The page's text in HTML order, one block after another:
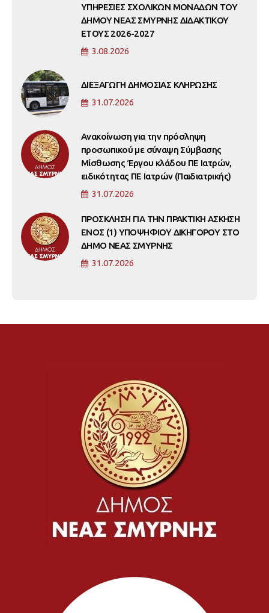
ΥΠΗΡΕΣΙΕΣ ΣΧΟΛΙΚΩΝ ΜΟΝΑΔΩΝ ΤΟΥ
ΔΗΜΟΥ ΝΕΑΣ ΣΜΥΡΝΗΣ ΔΙΔΑΚΤΙΚΟΥ
ΕΤΟΥΣ 2026-2027
3.08.2026
ΔΙΕΞΑΓΩΓΗ ΔΗΜΟΣΙΑΣ ΚΛΗΡΩΣΗΣ
31.07.2026
Ανακοίνωση για την πρόσληψη
προσωπικού με σύναψη Σύμβασης
Μίσθωσης Έργου κλάδου ΠΕ Ιατρών,
ειδικότητας ΠΕ Ιατρών (Παιδιατρικής)
31.07.2026
ΠΡΟΣΚΛΗΣΗ ΓΙΑ ΤΗΝ ΠΡΑΚΤΙΚΗ ΑΣΚΗΣΗ
ΕΝΟΣ (1) ΥΠΟΨΗΦΙΟΥ ΔΙΚΗΓΟΡΟΥ ΣΤΟ
ΔΗΜΟ ΝΕΑΣ ΣΜΥΡΝΗΣ
31.07.2026